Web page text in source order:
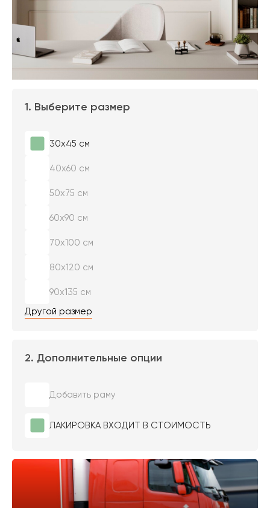
1. Выберите размер
30х45 см
40х60 см
50х75 см
60х90 см
70х100 см
80х120 см
90х135 см
Другой размер
2. Дополнительные опции
Добавить раму
ЛАКИРОВКА ВХОДИТ В СТОИМОСТЬ